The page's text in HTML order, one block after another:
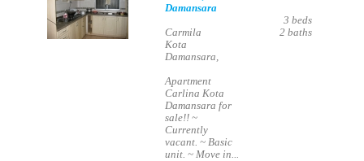
Damansara
Carmila
Kota
Damansara,
Apartment
Carlina Kota
Damansara for
sale!! ~
Currently
vacant. ~ Basic
unit. ~ Move in...
3 beds
2 baths